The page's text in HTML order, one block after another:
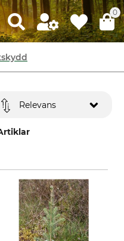
0
Relevans